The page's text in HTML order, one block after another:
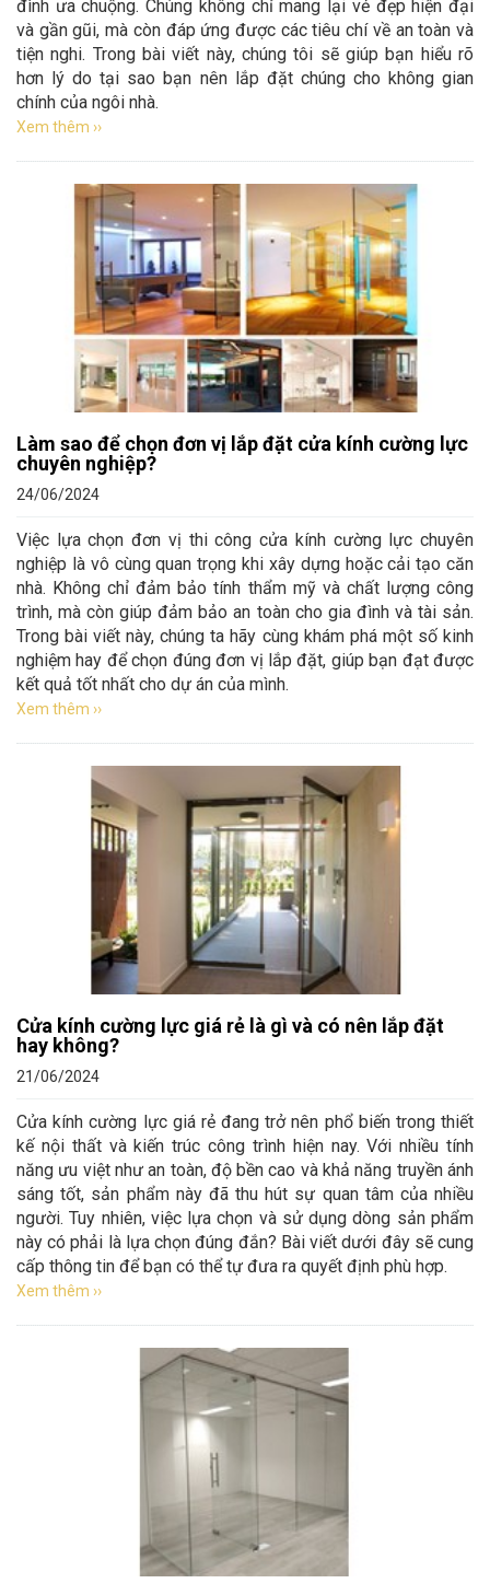
đình ưa chuộng. Chúng không chỉ mang lại vẻ đẹp hiện đại
và gần gũi, mà còn đáp ứng được các tiêu chí về an toàn và
tiện nghi. Trong bài viết này, chúng tôi sẽ giúp bạn hiểu rõ
hơn lý do tại sao bạn nên lắp đặt chúng cho không gian
chính của ngôi nhà.
Xem thêm ››
Làm sao để chọn đơn vị lắp đặt cửa kính cường lực
chuyên nghiệp?
24/06/2024
Việc lựa chọn đơn vị thi công cửa kính cường lực chuyên
nghiệp là vô cùng quan trọng khi xây dựng hoặc cải tạo căn
nhà. Không chỉ đảm bảo tính thẩm mỹ và chất lượng công
trình, mà còn giúp đảm bảo an toàn cho gia đình và tài sản.
Trong bài viết này, chúng ta hãy cùng khám phá một số kinh
nghiệm hay để chọn đúng đơn vị lắp đặt, giúp bạn đạt được
kết quả tốt nhất cho dự án của mình.
Xem thêm ››
Cửa kính cường lực giá rẻ là gì và có nên lắp đặt
hay không?
21/06/2024
Cửa kính cường lực giá rẻ đang trở nên phổ biến trong thiết
kế nội thất và kiến trúc công trình hiện nay. Với nhiều tính
năng ưu việt như an toàn, độ bền cao và khả năng truyền ánh
sáng tốt, sản phẩm này đã thu hút sự quan tâm của nhiều
người. Tuy nhiên, việc lựa chọn và sử dụng dòng sản phẩm
này có phải là lựa chọn đúng đắn? Bài viết dưới đây sẽ cung
cấp thông tin để bạn có thể tự đưa ra quyết định phù hợp.
Xem thêm ››